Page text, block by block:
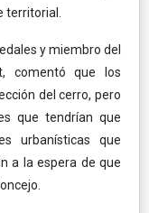
y miembro del
comentó que los
del cerro, pero
que tendrían que
urbanísticas que
a la espera de que